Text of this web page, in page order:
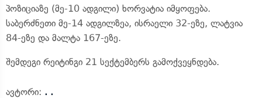
პოზიციაზე (მე-10 ადგილი) ხორვატია იმყოფება.
საბერძნეთი მე-14 ადგილზეა, ისრაელი 32-ეზე, ლატვია
84-ეზე და მალტა 167-ეზე.
შემდეგი რეიტინგი 21 სექტემბერს გამოქვეყნდება.
ავტორი: . .